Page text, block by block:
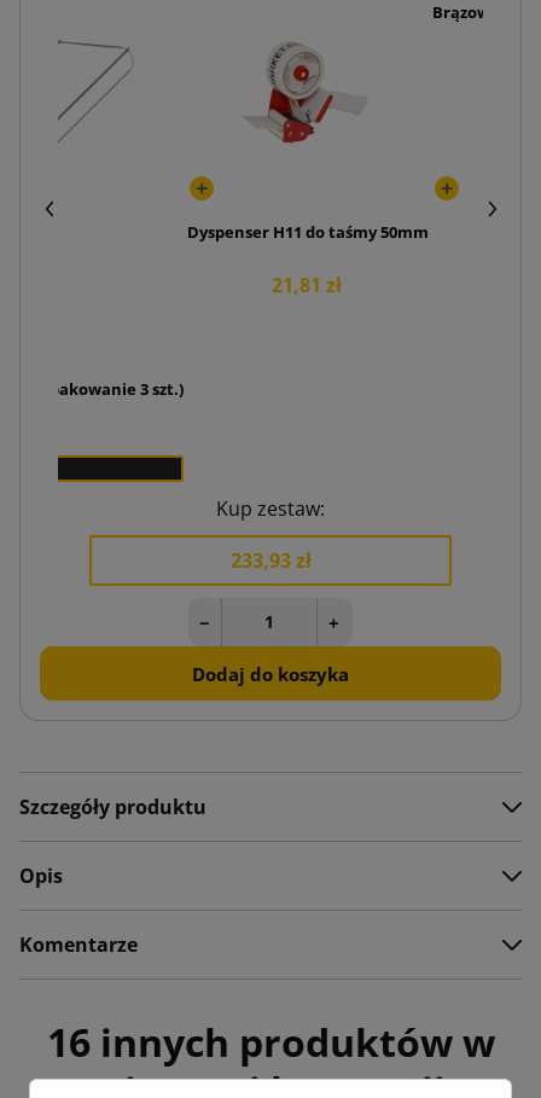
(opakowanie 3 szt.)
Dyspenser H11 do taśmy 50mm
21,81 zł
Brązowa
Kup zestaw:
233,93 zł
− +
Dodaj do koszyka
Szczegóły produktu
Opis
Komentarze
16 innych produktów w